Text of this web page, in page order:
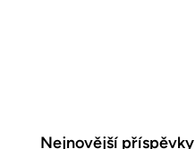
Nejnovější příspěvky